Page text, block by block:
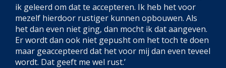
ik geleerd om dat te accepteren. Ik heb het voor
mezelf hierdoor rustiger kunnen opbouwen. Als
het dan even niet ging, dan mocht ik dat aangeven.
Er wordt dan ook niet gepusht om het toch te doen
maar geaccepteerd dat het voor mij dan even teveel
wordt. Dat geeft me wel rust.’